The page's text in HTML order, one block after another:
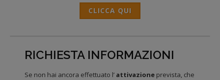
CLICCA QUI
RICHIESTA INFORMAZIONI
Se non hai ancora effettuato l’ attivazione prevista, che